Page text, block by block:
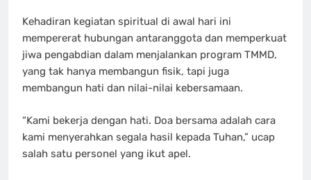
Kehadiran kegiatan spiritual di awal hari ini
mempererat hubungan antaranggota dan memperkuat
jiwa pengabdian dalam menjalankan program TMMD,
yang tak hanya membangun fisik, tapi juga
membangun hati dan nilai-nilai kebersamaan.
“Kami bekerja dengan hati. Doa bersama adalah cara
kami menyerahkan segala hasil kepada Tuhan,” ucap
salah satu personel yang ikut apel.